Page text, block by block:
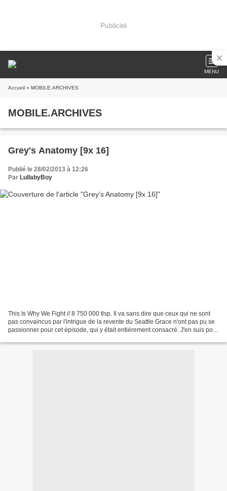
Publicité
MENU
Accueil » MOBILE.ARCHIVES
MOBILE.ARCHIVES
Grey's Anatomy [9x 16]
Publié le 28/02/2013 à 12:26
Par LullabyBoy
This Is Why We Fight // 8 750 000 tlsp. Il va sans dire que ceux qui ne sont
pas convaincus par l'intrigue de la revente du Seattle Grace n'ont pas pu se
passionner pour cet épisode, qui y était entièrement consacré. J'en suis pour